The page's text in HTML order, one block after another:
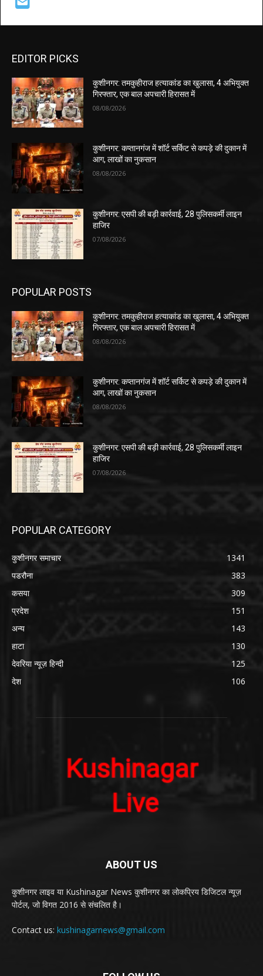
EDITOR PICKS
कुशीनगर: तमकुहीराज हत्याकांड का खुलासा, 4 अभियुक्त
गिरफ्तार, एक बाल अपचारी हिरासत में
08/08/2026
कुशीनगर: कप्तानगंज में शॉर्ट सर्किट से कपड़े की दुकान में
आग, लाखों का नुकसान
08/08/2026
कुशीनगर: एसपी की बड़ी कार्रवाई, 28 पुलिसकर्मी लाइन
हाजिर
07/08/2026
POPULAR POSTS
कुशीनगर: तमकुहीराज हत्याकांड का खुलासा, 4 अभियुक्त
गिरफ्तार, एक बाल अपचारी हिरासत में
08/08/2026
कुशीनगर: कप्तानगंज में शॉर्ट सर्किट से कपड़े की दुकान में
आग, लाखों का नुकसान
08/08/2026
कुशीनगर: एसपी की बड़ी कार्रवाई, 28 पुलिसकर्मी लाइन
हाजिर
07/08/2026
POPULAR CATEGORY
कुशीनगर समाचार
1341
पडरौना
383
कसया
309
प्रदेश
151
अन्य
143
हाटा
130
देवरिया न्यूज़ हिन्दी
125
देश
106
ABOUT US
कुशीनगर लाइव या Kushinagar News कुशीनगर का लोकप्रिय डिजिटल न्यूज़
पोर्टल, जो विगत 2016 से संचलित है।
Contact us: kushinagarnews@gmail.com